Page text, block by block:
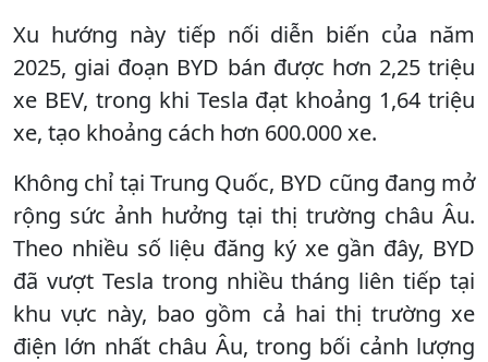
Xu hướng này tiếp nối diễn biến của năm
2025, giai đoạn BYD bán được hơn 2,25 triệu
xe BEV, trong khi Tesla đạt khoảng 1,64 triệu
xe, tạo khoảng cách hơn 600.000 xe.
Không chỉ tại Trung Quốc, BYD cũng đang mở
rộng sức ảnh hưởng tại thị trường châu Âu.
Theo nhiều số liệu đăng ký xe gần đây, BYD
đã vượt Tesla trong nhiều tháng liên tiếp tại
khu vực này, bao gồm cả hai thị trường xe
điện lớn nhất châu Âu, trong bối cảnh lượng